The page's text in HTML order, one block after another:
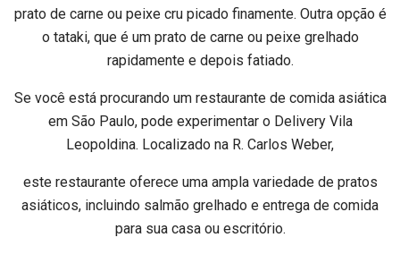
prato de carne ou peixe cru picado finamente. Outra opção é
o tataki, que é um prato de carne ou peixe grelhado
rapidamente e depois fatiado.
Se você está procurando um restaurante de comida asiática
em São Paulo, pode experimentar o Delivery Vila
Leopoldina. Localizado na R. Carlos Weber,
este restaurante oferece uma ampla variedade de pratos
asiáticos, incluindo salmão grelhado e entrega de comida
para sua casa ou escritório.